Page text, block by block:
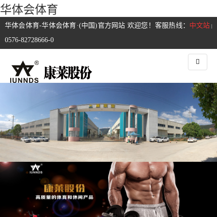
华体会体育
中文站 |
华体会体育-华体会体育·(中国)官方网站 欢迎您！客服热线：
0576-82728666-0